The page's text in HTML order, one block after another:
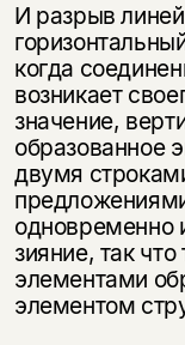
И разрыв
когда
возникает
значение,
образованное
двумя
одновременно
зияние, так
элементами
элементом